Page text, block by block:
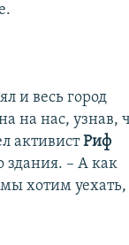
и весь город
на нас, узнав,
активистРиф
здания. – А как
мы хотим